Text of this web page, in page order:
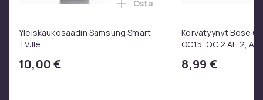
Yleiskaukosäädin Samsung Smart
TV:lle
10,00 €
Lisää Yleiskaukosäädin
Osta
Korvatyynyt Bose
QC15, QC 2 AE 2, AE
8,99 €